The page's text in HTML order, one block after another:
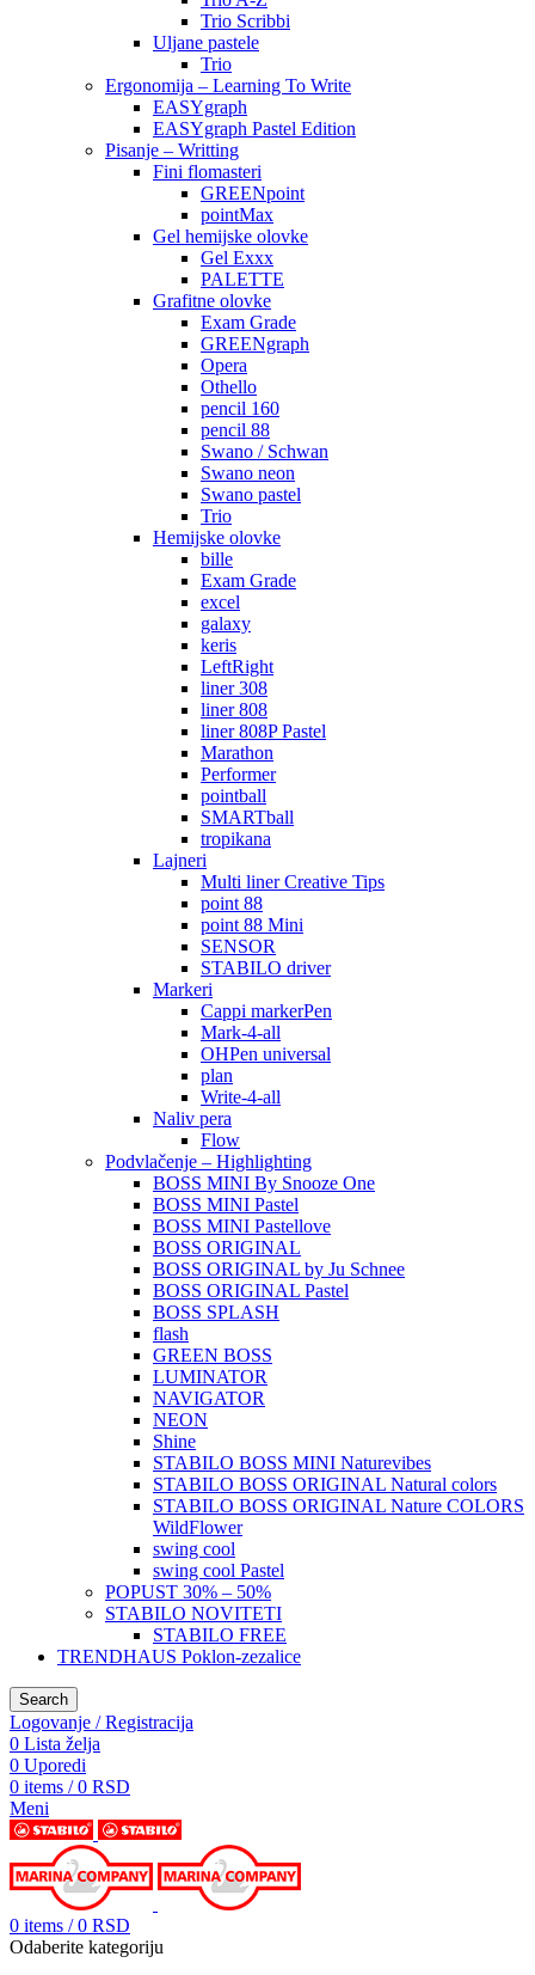
Trio Scribbi
Uljane pastele
Trio
Ergonomija – Learning To Write
EASYgraph
EASYgraph Pastel Edition
Pisanje – Writting
Fini flomasteri
GREENpoint
pointMax
Gel hemijske olovke
Gel Exxx
PALETTE
Grafitne olovke
Exam Grade
GREENgraph
Opera
Othello
pencil 160
pencil 88
Swano / Schwan
Swano neon
Swano pastel
Trio
Hemijske olovke
bille
Exam Grade
excel
galaxy
keris
LeftRight
liner 308
liner 808
liner 808P Pastel
Marathon
Performer
pointball
SMARTball
tropikana
Lajneri
Multi liner Creative Tips
point 88
point 88 Mini
SENSOR
STABILO driver
Markeri
Cappi markerPen
Mark-4-all
OHPen universal
plan
Write-4-all
Naliv pera
Flow
Podvlačenje – Highlighting
BOSS MINI By Snooze One
BOSS MINI Pastel
BOSS MINI Pastellove
BOSS ORIGINAL
BOSS ORIGINAL by Ju Schnee
BOSS ORIGINAL Pastel
BOSS SPLASH
flash
GREEN BOSS
LUMINATOR
NAVIGATOR
NEON
Shine
STABILO BOSS MINI Naturevibes
STABILO BOSS ORIGINAL Natural colors
STABILO BOSS ORIGINAL Nature COLORS
WildFlower
swing cool
swing cool Pastel
POPUST 30% – 50%
STABILO NOVITETI
STABILO FREE
TRENDHAUS Poklon-zezalice
Search
Logovanje / Registracija
0 Lista želja
0 Uporedi
0 items / 0 RSD
Meni
0 items / 0 RSD
Odaberite kategoriju